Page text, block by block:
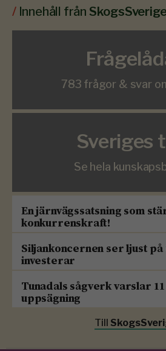
/ Innehåll från
783 frågor & svar
Sveriges
Se hela
En järnvägssatsning som
konkurrenskraft!
Siljankoncernen ser ljust
investerar
Tunadals sågverk varslar
uppsägning
Till